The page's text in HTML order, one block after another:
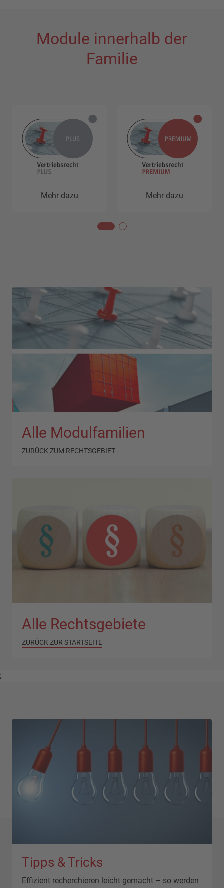
Module innerhalb der
Familie
Mehr dazu Mehr dazu
Alle Modulfamilien
ZURÜCK ZUM RECHTSGEBIET
Alle Rechtsgebiete
ZURÜCK ZUR STARTSEITE
;
Tipps & Tricks
Effizient recherchieren leicht gemacht – so werden